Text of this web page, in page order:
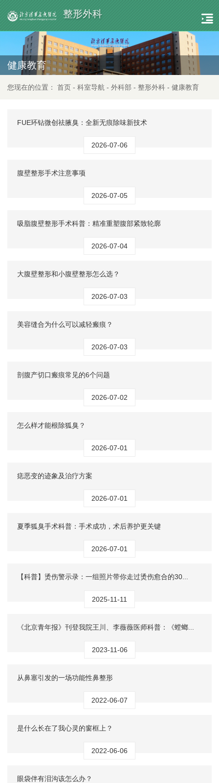
整形外科
健康教育
您现在的位置： 首页 - 科室导航 - 外科部 - 整形外科 - 健康教育
FUE环钻微创祛腋臭：全新无痕除味新技术
2026-07-06
腹壁整形手术注意事项
2026-07-05
吸脂腹壁整形手术科普：精准重塑腹部紧致轮廓
2026-07-04
大腹壁整形和小腹壁整形怎么选？
2026-07-03
美容缝合为什么可以减轻瘢痕？
2026-07-03
剖腹产切口瘢痕常见的6个问题
2026-07-02
怎么样才能根除狐臭？
2026-07-01
痣恶变的迹象及治疗方案
2026-07-01
夏季狐臭手术科普：手术成功，术后养护更关键
2026-07-01
【科普】烫伤警示录：一组照片带你走过烫伤愈合的30...
2025-11-11
《北京青年报》刊登我院王川、李薇薇医师科普：《螳螂...
2023-11-06
从鼻塞引发的一场功能性鼻整形
2022-06-07
是什么长在了我心灵的窗框上？
2022-06-06
眼袋伴有泪沟该怎么办？